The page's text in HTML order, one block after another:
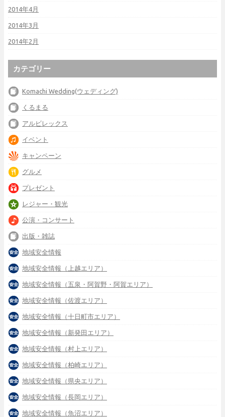
2014年4月
2014年3月
2014年2月
カテゴリー
Komachi Wedding(ウェディング)
くるまる
アルビレックス
イベント
キャンペーン
グルメ
プレゼント
レジャー・観光
公演・コンサート
出版・雑誌
地域安全情報
地域安全情報（上越エリア）
地域安全情報（五泉・阿賀野・阿賀エリア）
地域安全情報（佐渡エリア）
地域安全情報（十日町市エリア）
地域安全情報（新発田エリア）
地域安全情報（村上エリア）
地域安全情報（柏崎エリア）
地域安全情報（県央エリア）
地域安全情報（長岡エリア）
地域安全情報（魚沼エリア）